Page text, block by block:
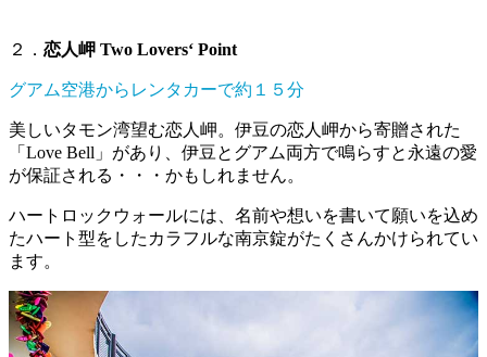
２． 恋人岬 Two Lovers‘ Point
グアム空港からレンタカーで約１５分
美しいタモン湾望む恋人岬。伊豆の恋人岬から寄贈された
「Love Bell」があり、伊豆とグアム両方で鳴らすと永遠の愛
が保証される・・・かもしれません。
ハートロックウォールには、名前や想いを書いて願いを込め
たハート型をしたカラフルな南京錠がたくさんかけられてい
ます。